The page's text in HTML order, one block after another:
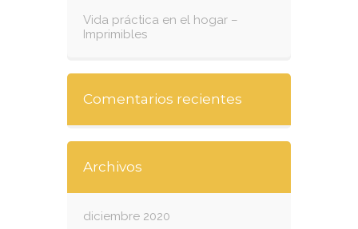
Vida práctica en el hogar –
Imprimibles
Comentarios recientes
Archivos
diciembre 2020